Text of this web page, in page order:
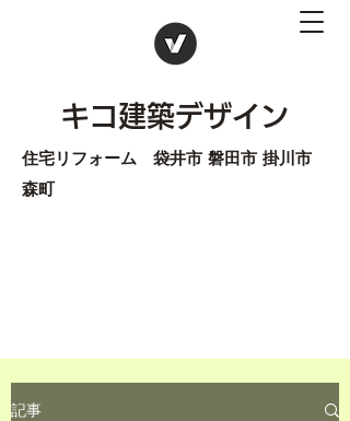
キコ建築デザイン
住宅リフォーム 袋井市 磐田市 掛川市
森町
記事